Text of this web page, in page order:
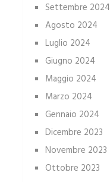
Settembre 2024
Agosto 2024
Luglio 2024
Giugno 2024
Maggio 2024
Marzo 2024
Gennaio 2024
Dicembre 2023
Novembre 2023
Ottobre 2023